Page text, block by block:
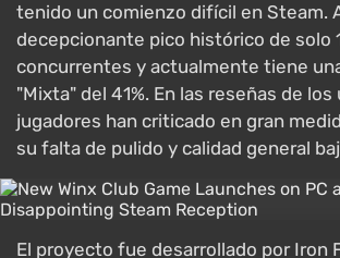
tenido un comienzo difícil en Steam.
decepcionante pico histórico de solo
concurrentes y actualmente tiene
"Mixta" del 41%. En las reseñas de los
jugadores han criticado en gran
su falta de pulido y calidad general
El proyecto fue desarrollado por Iron